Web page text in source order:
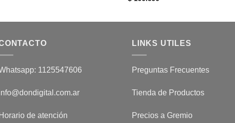
1125547606
Horario de atención
LINKS UTILES
Preguntas Frecuentes
Tienda de Productos
Precios a Gremio